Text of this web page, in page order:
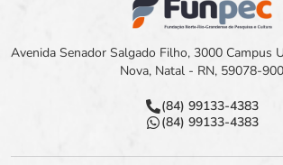
Avenida Senador Salgado Filho, 3000 Campus
Nova, Natal - RN, 59078-900
(84) 99133-4383
(84) 99133-4383